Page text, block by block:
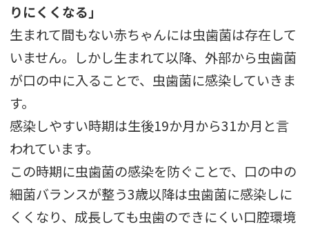
りにくくなる 」
生まれて間もない赤ちゃんには虫歯菌は存在して
いません。しかし生まれて以降、外部から虫歯菌
が口の中に入ることで、虫歯菌に感染していきま
す。
感染しやすい時期は生後19か月から31か月と言
われています。
この時期に虫歯菌の感染を防ぐことで、口の中の
細菌バランスが整う3歳以降は虫歯菌に感染しに
くくなり、成長しても虫歯のできにくい口腔環境